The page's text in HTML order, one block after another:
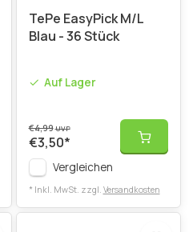
TePe EasyPick M/L
Blau - 36 Stück
Auf Lager
€4,99UVP
€3,50*
Vergleichen
* Inkl. MwSt. zzgl. Versandkosten